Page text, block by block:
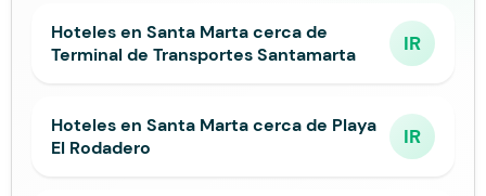
Hoteles en Santa Marta cerca de
Terminal de Transportes Santamarta
IR
Hoteles en Santa Marta cerca de Playa
El Rodadero
IR